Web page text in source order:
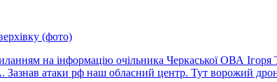
(фото)
на інформацію очільника Черкаської ОВА
атаки рф наш обласний центр. Тут ворожий